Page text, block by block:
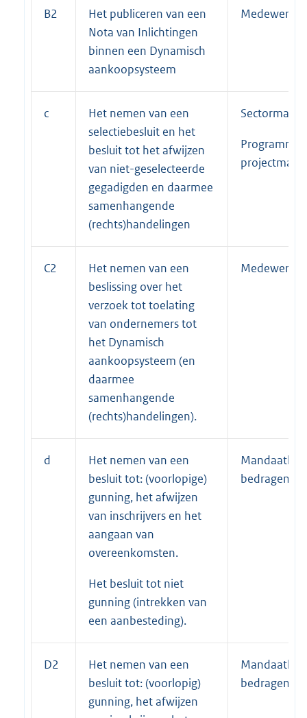
B2
Het publiceren van een
Nota van Inlichtingen
binnen een Dynamisch
aankoopsysteem
c
Het nemen van een
selectiebesluit en het
besluit tot het afwijzen
van niet-geselecteerde
gegadigden en daarmee
samenhangende
(rechts)handelingen
C2
Het nemen van een
beslissing over het
verzoek tot toelating
van ondernemers tot
het Dynamisch
aankoopsysteem (en
daarmee
samenhangende
(rechts)handelingen).
d
Het nemen van een
besluit tot: (voorlopige)
gunning, het afwijzen
van inschrijvers en het
aangaan van
overeenkomsten.
Het besluit tot niet
gunning (intrekken van
een aanbesteding).
D2
Het nemen van een
besluit tot: (voorlopig)
gunning, het afwijzen